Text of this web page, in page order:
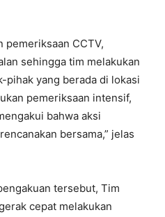
pemeriksaan CCTV,
sehingga tim melakukan
pihak yang berada di lokasi
pemeriksaan intensif,
bahwa aksi
bersama,” jelas
tersebut, Tim
cepat melakukan